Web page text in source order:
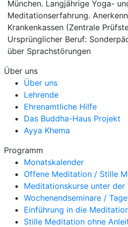
München. Langjährige Yoga-
Meditationserfahrung.
Krankenkassen (Zentrale
Ursprünglicher Beruf:
über Sprachstörungen
Über uns
Über uns
Lehrende
Ehrenamtliche Hilfe
Das Buddha-Haus Projekt
Ayya Khema
Programm
Monatskalender
Offene Meditation / Stille
Meditationskurse unter der
Wochenendseminare /
Einführung in die
Stille Meditation ohne